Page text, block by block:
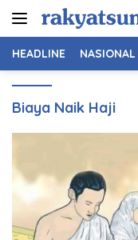
HEADLINE NASIONAL
Biaya Naik Haji